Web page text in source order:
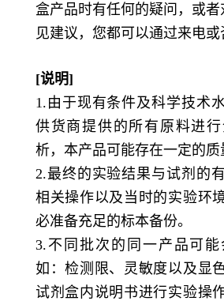
盒产品时有任何的疑问，或
见建议，您都可以通过来电或
[说明]
1.由于现有条件及科学技术
供货商提供的所有原料进
析，本产品可能存在一定的质
2.最终的实验结果与试剂的
相关操作以及当时的实验环
必准备充足的标本备份。
3.不同批次的同一产品可能
如：检测限、灵敏度以及显
试剂盒内说明书进行实验操